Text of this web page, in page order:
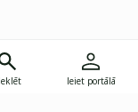
Ieiet portālā